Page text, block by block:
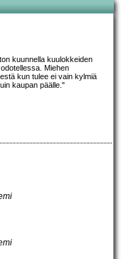
kuunnella kuulokkeiden
Miehen
kun tulee ei vain kylmiä
kaupan päälle."